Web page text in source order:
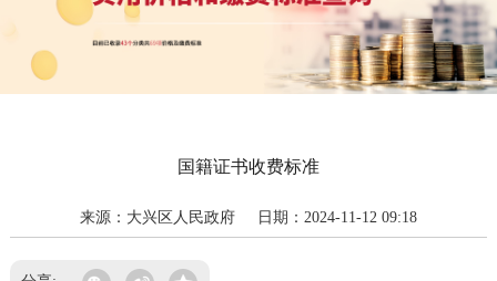
国籍证书收费标准
来源：大兴区人民政府 日期：2024-11-12 09:18